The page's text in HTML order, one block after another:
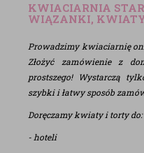
KWIACIARNIA
WIĄZANKI,
Prowadzimy kwiaciarnię
Złożyć zamówienie z
prostszego! Wystarczą
szybki i łatwy sposób
Doręczamy kwiaty i torty do:
- hoteli